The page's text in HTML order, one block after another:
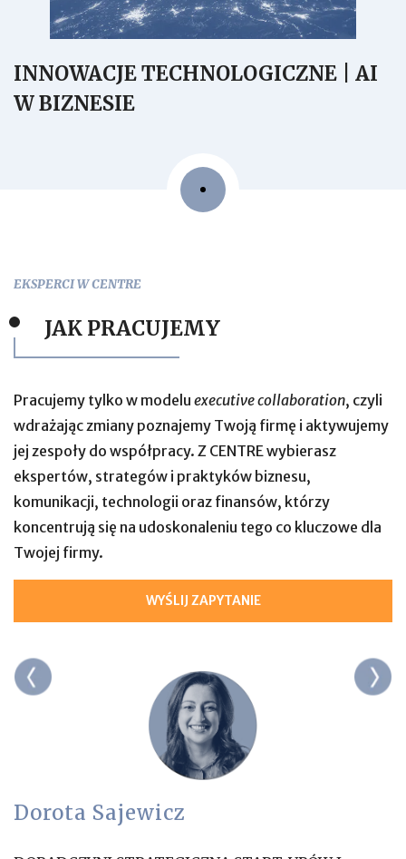
INNOWACJE TECHNOLOGICZNE | AI
W BIZNESIE
EKSPERCI W CENTRE
JAK PRACUJEMY
Pracujemy tylko w modelu executive collaboration, czyli
wdrażając zmiany poznajemy Twoją firmę i aktywujemy
jej zespoły do współpracy. Z CENTRE wybierasz
ekspertów, strategów i praktyków biznesu,
komunikacji, technologii oraz finansów, którzy
koncentrują się na udoskonaleniu tego co kluczowe dla
Twojej firmy.
WYŚLIJ ZAPYTANIE
Dorota Sajewicz